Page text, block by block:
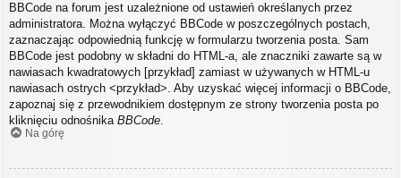
BBCode na forum jest uzależnione od ustawień określanych przez
administratora. Można wyłączyć BBCode w poszczególnych postach,
zaznaczając odpowiednią funkcję w formularzu tworzenia posta. Sam
BBCode jest podobny w składni do HTML-a, ale znaczniki zawarte są w
nawiasach kwadratowych [przykład] zamiast w używanych w HTML-u
nawiasach ostrych <przykład>. Aby uzyskać więcej informacji o BBCode,
zapoznaj się z przewodnikiem dostępnym ze strony tworzenia posta po
kliknięciu odnośnika BBCode.
Na górę